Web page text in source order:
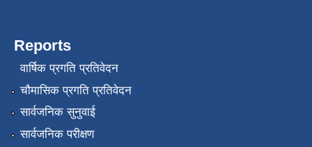
Reports
वार्षिक प्रगति प्रतिवेदन
चौमासिक प्रगति प्रतिवेदन
सार्वजनिक सुनुवाई
सार्वजनिक परीक्षण